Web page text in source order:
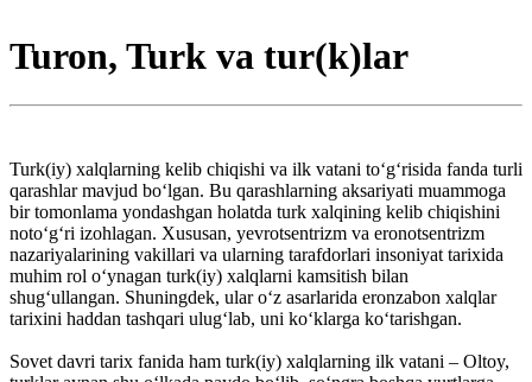
Turon, Turk va tur(k)lar
Turk(iy) xalqlarning kelib chiqishi va ilk vatani to‘g‘risida fanda turli
qarashlar mavjud bo‘lgan. Bu qarashlarning aksariyati muammoga
bir tomonlama yondashgan holatda turk xalqining kelib chiqishini
noto‘g‘ri izohlagan. Xususan, yevrotsentrizm va eronotsentrizm
nazariyalarining vakillari va ularning tarafdorlari insoniyat tarixida
muhim rol o‘ynagan turk(iy) xalqlarni kamsitish bilan
shug‘ullangan. Shuningdek, ular o‘z asarlarida eronzabon xalqlar
tarixini haddan tashqari ulug‘lab, uni ko‘klarga ko‘tarishgan.
Sovet davri tarix fanida ham turk(iy) xalqlarning ilk vatani – Oltoy,